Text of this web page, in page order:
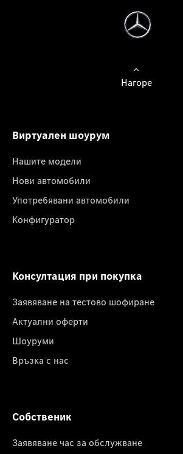
Нагоре
Виртуален шоурум
Нашите модели
Нови автомобили
Употребявани автомобили
Конфигуратор
Консултация при покупка
Заявяване на тестово шофиране
Актуални оферти
Шоуруми
Връзка с нас
Собственик
Заявяване час за обслужване